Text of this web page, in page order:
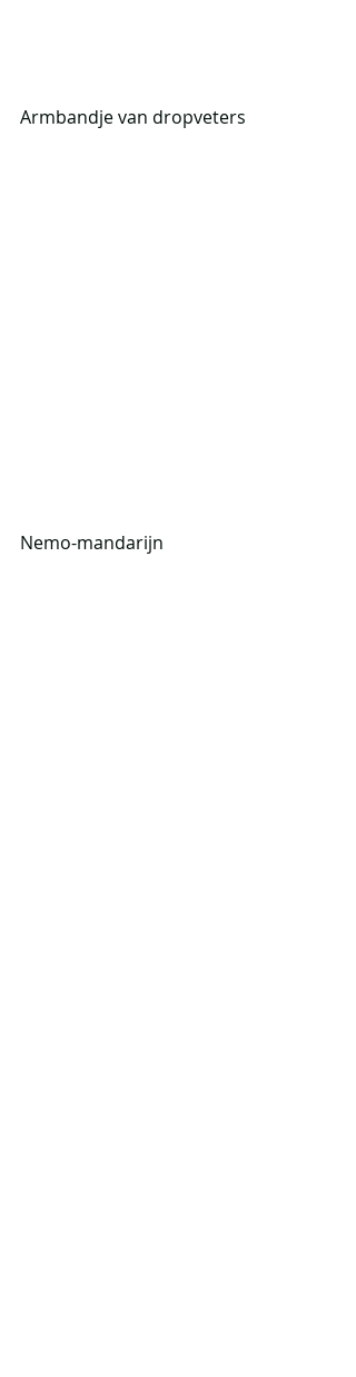
Armbandje van dropveters
Nemo-mandarijn